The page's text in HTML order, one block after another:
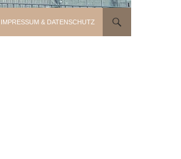
IMPRESSUM & DATENSCHUTZ